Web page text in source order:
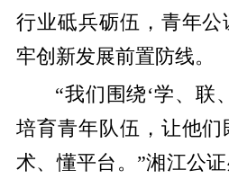
行业砥兵砺伍，青年
牢创新发展前置防线。
“我们围绕‘学、联
培育青年队伍，让他
术、懂平台。”湘江公